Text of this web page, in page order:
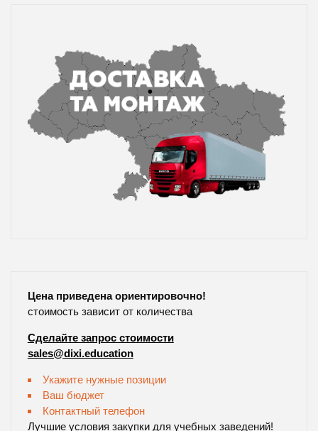
Цена приведена ориентировочно!
стоимость зависит от количества
Сделайте запрос стоимости
sales@dixi.education
Укажите нужные позиции
Ваш бюджет
Контактный телефон
Лучшие условия закупки для учебных заведений!